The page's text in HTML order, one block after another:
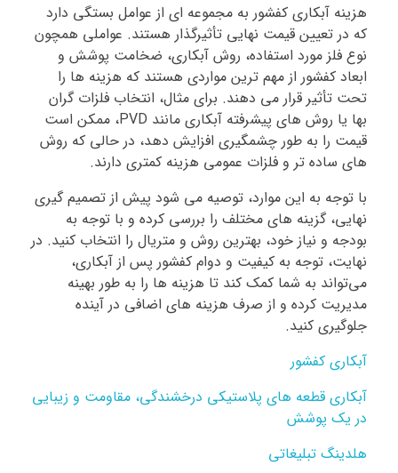
هزینه آبکاری کفشور به مجموعه‌ ای از عوامل بستگی دارد
که در تعیین قیمت نهایی تأثیرگذار هستند. عواملی همچون
نوع فلز مورد استفاده، روش آبکاری، ضخامت پوشش و
ابعاد کفشور از مهم‌ ترین مواردی هستند که هزینه‌ ها را
تحت تأثیر قرار می‌ دهند. برای مثال، انتخاب فلزات گران‌
بها یا روش‌ های پیشرفته آبکاری مانند PVD، ممکن است
قیمت را به‌ طور چشمگیری افزایش دهد، در حالی که روش‌
های ساده‌ تر و فلزات عمومی هزینه کمتری دارند.
با توجه به این موارد، توصیه می‌ شود پیش از تصمیم‌ گیری
نهایی، گزینه‌ های مختلف را بررسی کرده و با توجه به
بودجه و نیاز خود، بهترین روش و متریال را انتخاب کنید. در
نهایت، توجه به کیفیت و دوام کفشور پس از آبکاری،
می‌تواند به شما کمک کند تا هزینه‌ ها را به‌ طور بهینه
مدیریت کرده و از صرف هزینه‌ های اضافی در آینده
جلوگیری کنید.
آبکاری کفشور
آبکاری قطعه های پلاستیکی درخشندگی، مقاومت و زیبایی
در یک پوشش
هلدینگ تبلیغاتی